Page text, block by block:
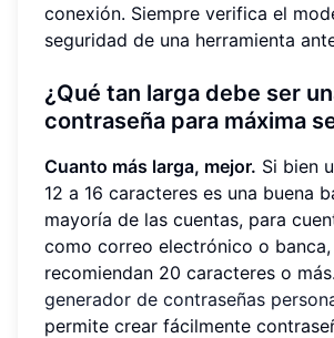
conexión. Siempre verifica el
seguridad de una herramienta
¿Qué tan larga debe ser
contraseña para máxima
Cuanto más larga, mejor. Si bien
12 a 16 caracteres es una buena
mayoría de las cuentas, para
como correo electrónico o banca,
recomiendan 20 caracteres o
generador de contraseñas
permite crear fácilmente